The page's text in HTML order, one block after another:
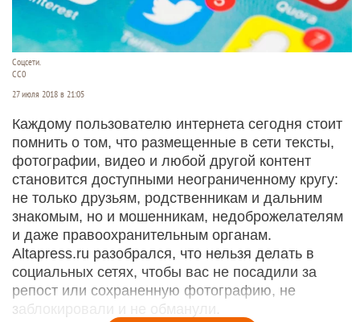
Соцсети.
СС0
27 июля 2018 в 21:05
Каждому пользователю интернета сегодня стоит
помнить о том, что размещенные в сети тексты,
фотографии, видео и любой другой контент
становится доступными неограниченному кругу:
не только друзьям, родственникам и дальним
знакомым, но и мошенникам, недоброжелателям
и даже правоохранительным органам.
Altapress.ru разобрался, что нельзя делать в
социальных сетях, чтобы вас не посадили за
репост или сохраненную фотографию, не
заблокировали и не обманули.